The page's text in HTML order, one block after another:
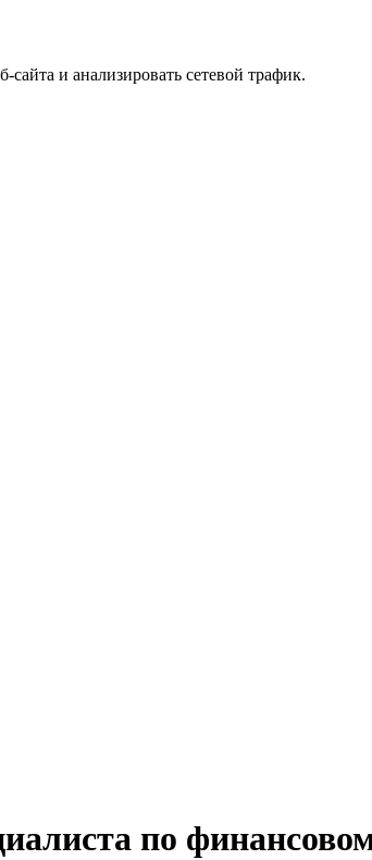
и анализировать сетевой трафик.
по